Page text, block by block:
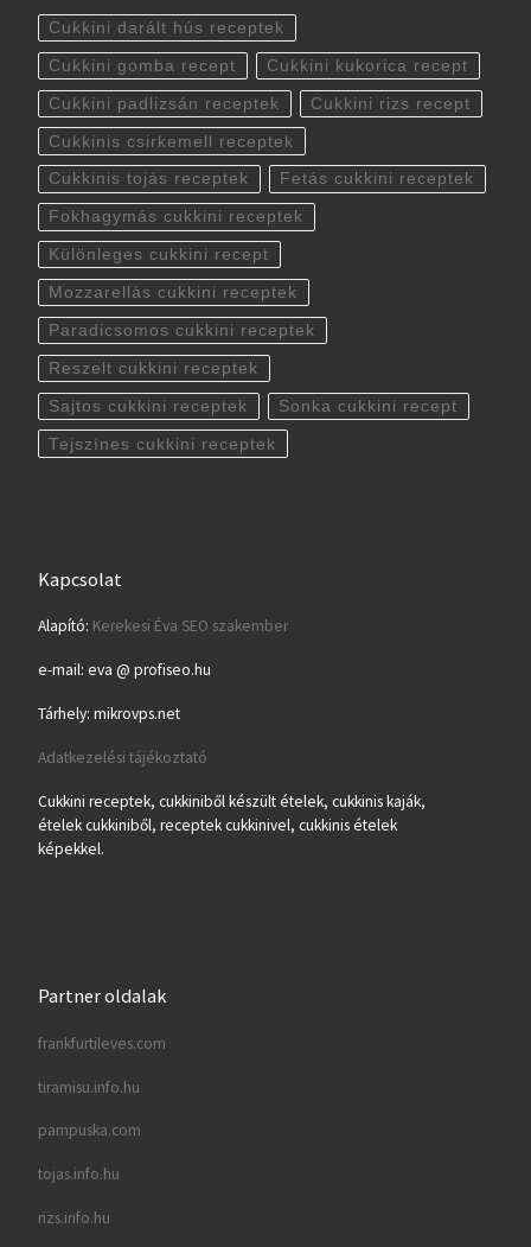
Cukkini darált hús receptek
Cukkini gomba recept Cukkini kukorica recept
Cukkini padlizsán receptek Cukkini rizs recept
Cukkinis csirkemell receptek
Cukkinis tojás receptek Fetás cukkini receptek
Fokhagymás cukkini receptek
Különleges cukkini recept
Mozzarellás cukkini receptek
Paradicsomos cukkini receptek
Reszelt cukkini receptek
Sajtos cukkini receptek Sonka cukkini recept
Tejszínes cukkini receptek
Kapcsolat
Alapító: Kerekesi Éva SEO szakember
e-mail: eva @ profiseo.hu
Tárhely: mikrovps.net
Adatkezelési tájékoztató
Cukkini receptek, cukkiniből készült ételek, cukkinis kaják,
ételek cukkiniből, receptek cukkinivel, cukkinis ételek
képekkel.
Partner oldalak
frankfurtileves.com
tiramisu.info.hu
pampuska.com
tojas.info.hu
rizs.info.hu